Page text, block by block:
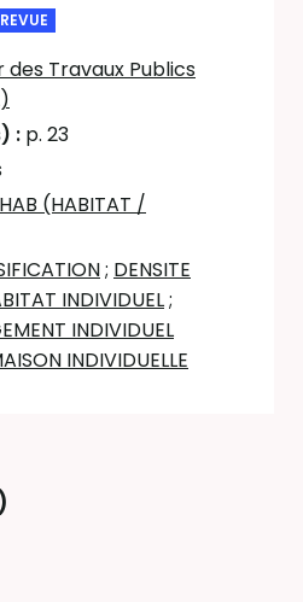
des Travaux Publics
: p. 23
HAB (HABITAT /
; DENSITE
INDIVIDUEL;
INDIVIDUEL
INDIVIDUELLE